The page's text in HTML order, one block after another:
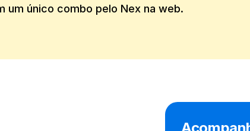
um único combo pelo Nex na web.